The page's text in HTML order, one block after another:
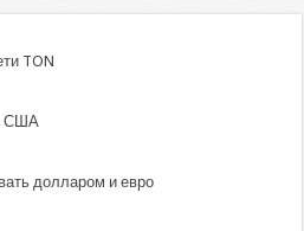
TON
США
долларом и евро